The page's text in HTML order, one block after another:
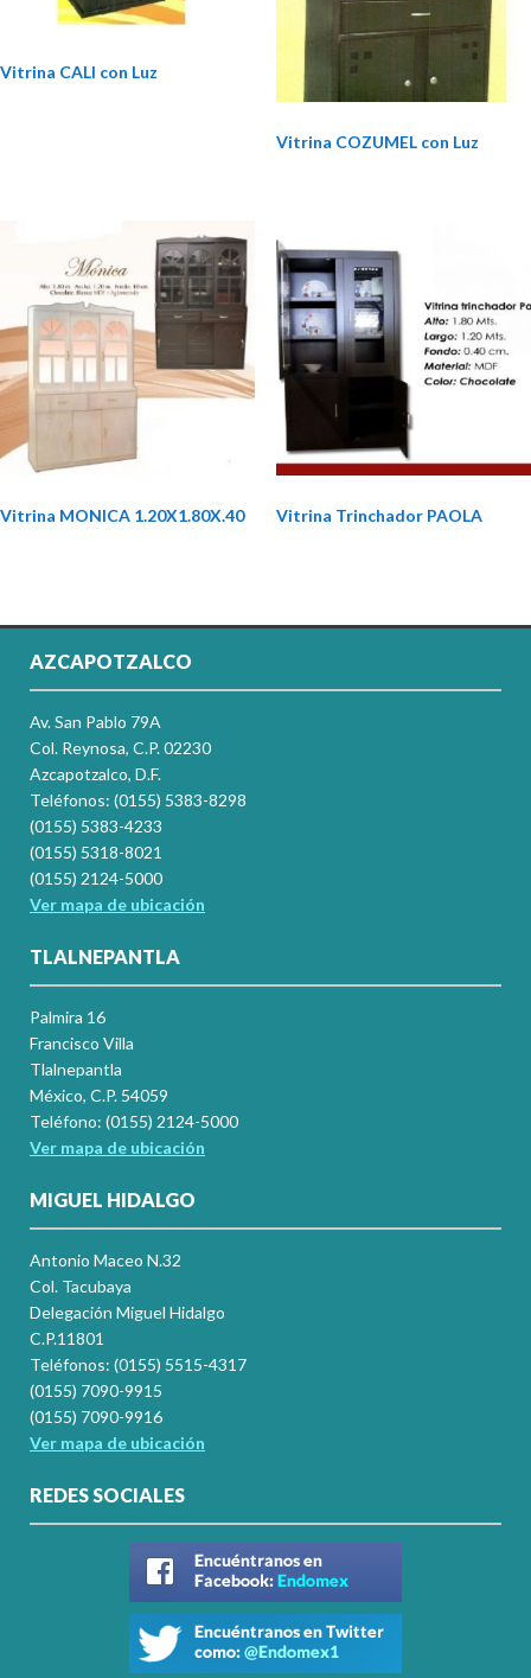
Vitrina CALI con Luz
Vitrina COZUMEL con Luz
Vitrina MONICA 1.20X1.80X.40 Vitrina Trinchador PAOLA
AZCAPOTZALCO
Av. San Pablo 79A
Col. Reynosa, C.P. 02230
Azcapotzalco, D.F.
Teléfonos: (0155) 5383-8298
(0155) 5383-4233
(0155) 5318-8021
(0155) 2124-5000
Ver mapa de ubicación
TLALNEPANTLA
Palmira 16
Francisco Villa
Tlalnepantla
México, C.P. 54059
Teléfono: (0155) 2124-5000
Ver mapa de ubicación
MIGUEL HIDALGO
Antonio Maceo N.32
Col. Tacubaya
Delegación Miguel Hidalgo
C.P.11801
Teléfonos: (0155) 5515-4317
(0155) 7090-9915
(0155) 7090-9916
Ver mapa de ubicación
REDES SOCIALES